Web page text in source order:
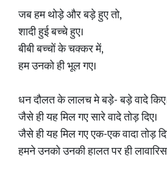
जब हम थोड़े और बड़े हुए तो,
शादी हुई बच्चे हुए।
बीबी बच्चों के चक्कर में,
हम उनको ही भूल गए।
धन दौलत के लालच मे बड़े- बड़े वादे
जैसे ही यह मिल गए सारे वादे तोड़ दिए।
जैसे ही यह मिल गए एक-एक वादा तोड़
हमने उनको उनकी हालत पर ही लावारिस